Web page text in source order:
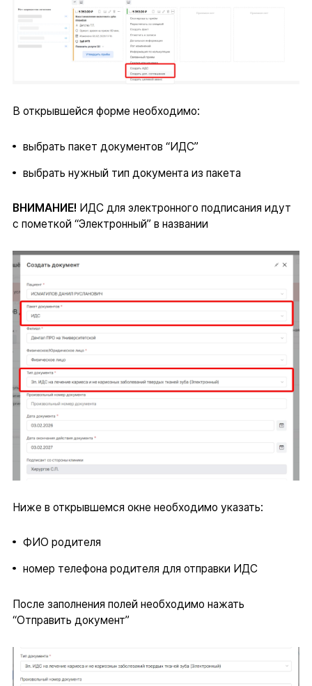
В открывшейся форме необходимо:
выбрать пакет документов “ИДС”
выбрать нужный тип документа из пакета
ВНИМАНИЕ! ИДС для электронного подписания идут
с пометкой “Электронный” в названии
Ниже в открывшемся окне необходимо указать:
ФИО родителя
номер телефона родителя для отправки ИДС
После заполнения полей необходимо нажать
“Отправить документ”